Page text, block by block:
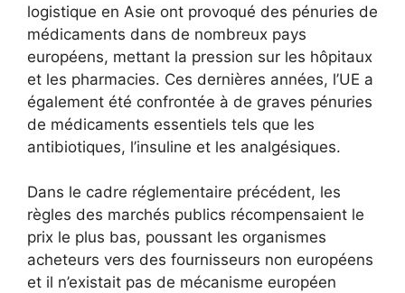
logistique en Asie ont provoqué des pénuries de
médicaments dans de nombreux pays
européens, mettant la pression sur les hôpitaux
et les pharmacies. Ces dernières années, l’UE a
également été confrontée à de graves pénuries
de médicaments essentiels tels que les
antibiotiques, l’insuline et les analgésiques.
Dans le cadre réglementaire précédent, les
règles des marchés publics récompensaient le
prix le plus bas, poussant les organismes
acheteurs vers des fournisseurs non européens
et il n’existait pas de mécanisme européen